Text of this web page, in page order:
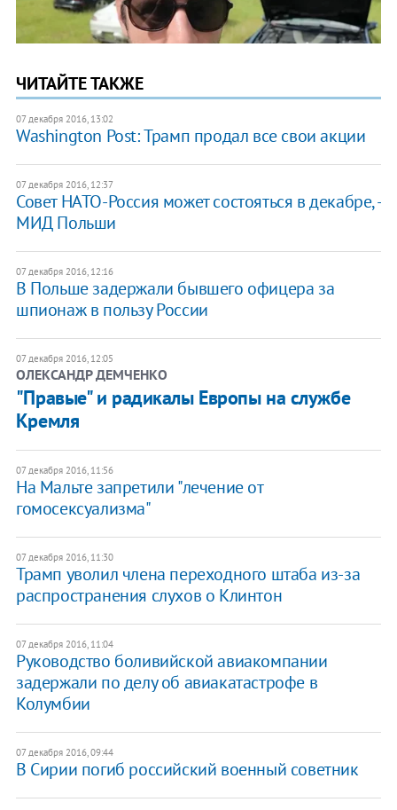
ЧИТАЙТЕ ТАКЖЕ
07 декабря 2016, 13:02
Washington Post: Трамп продал все свои акции
07 декабря 2016, 12:37
Совет НАТО-Россия может состояться в декабре, -
МИД Польши
07 декабря 2016, 12:16
В Польше задержали бывшего офицера за
шпионаж в пользу России
07 декабря 2016, 12:05
ОЛЕКСАНДР ДЕМЧЕНКО
"Правые" и радикалы Европы на службе
Кремля
07 декабря 2016, 11:56
На Мальте запретили "лечение от
гомосексуализма"
07 декабря 2016, 11:30
Трамп уволил члена переходного штаба из-за
распространения слухов о Клинтон
07 декабря 2016, 11:04
Руководство боливийской авиакомпании
задержали по делу об авиакатастрофе в
Колумбии
07 декабря 2016, 09:44
В Сирии погиб российский военный советник